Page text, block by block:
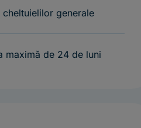
generale
maximă de 24 de luni